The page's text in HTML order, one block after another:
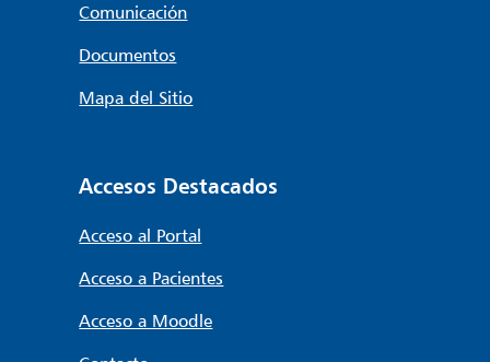
Comunicación
Documentos
Mapa del Sitio
Accesos Destacados
Acceso al Portal
Acceso a Pacientes
Acceso a Moodle